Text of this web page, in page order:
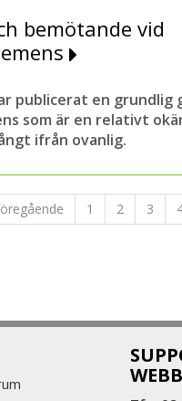
bemötande vid
publicerat en grundlig
som är en relativt
ifrån ovanlig.
1 2 3